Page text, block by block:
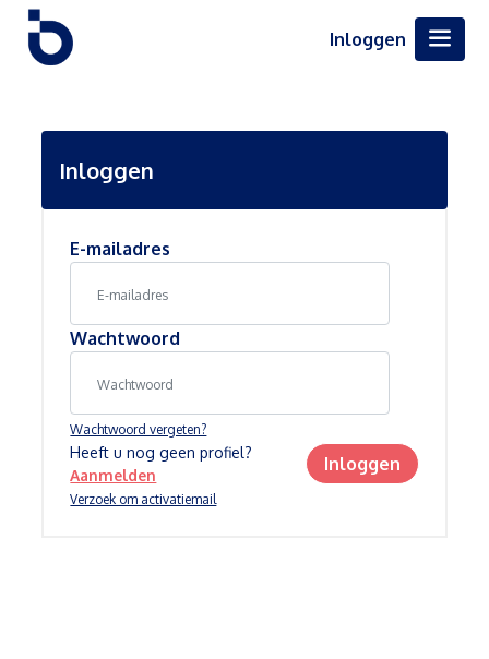
Inloggen
Inloggen
E-mailadres
Wachtwoord
Wachtwoord vergeten?
Verzoek om activatiemail
Heeft u nog geen profiel?
Aanmelden
Inloggen